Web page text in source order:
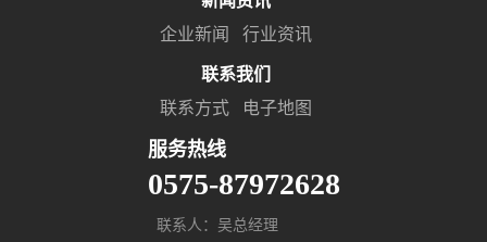
企业新闻
行业资讯
联系我们
联系方式
电子地图
服务热线
0575-87972628
联系人：吴总经理